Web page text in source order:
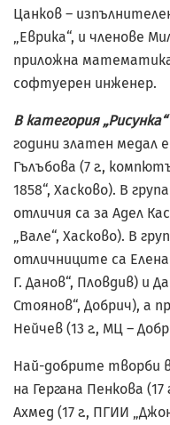
Цанков –
„Еврика“, и членове
приложна
софтуерен инженер.
В категория „Рисунка“
години златен медал
Гълъбова (7 г.,
1858“, Хасково). В
отличия са за Адел
„Вале“, Хасково). В
отличниците са Елена
Г. Данов“, Пловдив) и
Стоянов“, Добрич), а
Нейчев (13 г., МЦ –
Най-добрите творби в
на Гергана Пенкова
Ахмед (17 г., ПГИИ